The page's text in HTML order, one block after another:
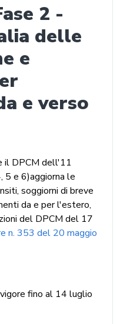
2 -
delle
e
e verso
il DPCM dell'11
5 e 6)aggiorna le
soggiorni di breve
da e per l'estero,
del DPCM del 17
n. 353 del 20 maggio
fino al 14 luglio